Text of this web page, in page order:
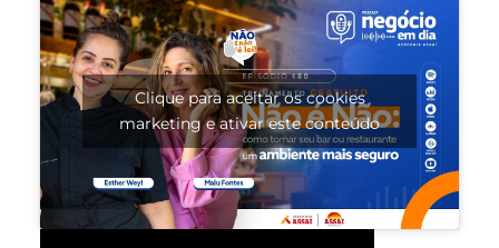
Clique para aceitar os cookies
marketing e ativar este conteúdo